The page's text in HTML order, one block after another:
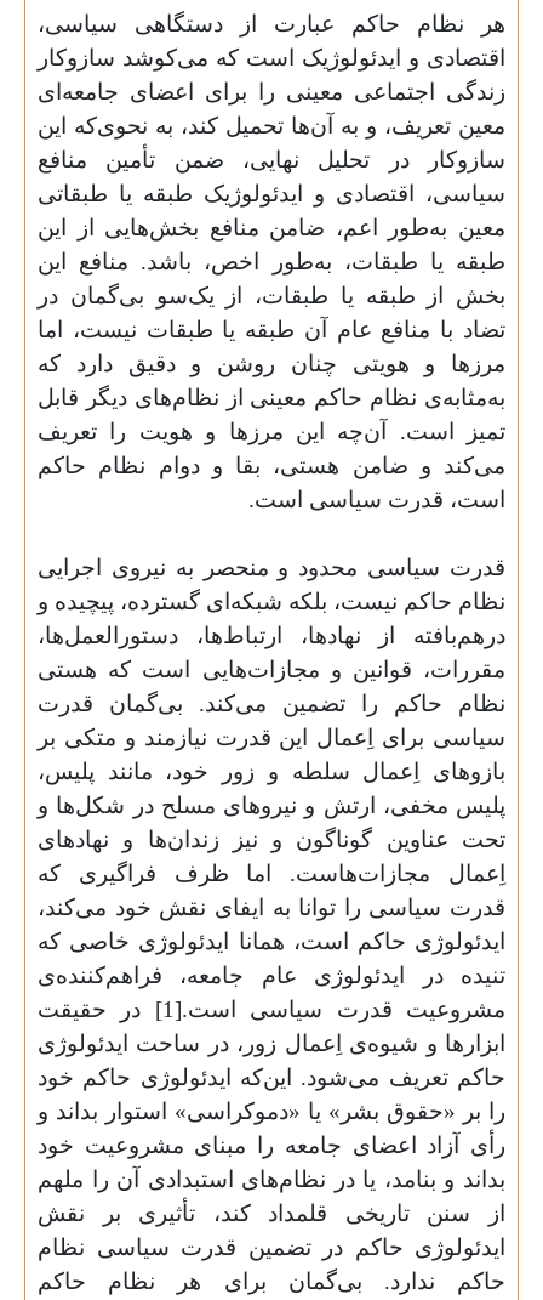
هر نظام حاکم عبارت از دستگاهی سیاسی،
اقتصادی و ایدئولوژیک است که می‌کوشد سازوکار
زندگی اجتماعی معینی را برای اعضای جامعه‌ای
معین تعریف، و به آن‌ها تحمیل کند، به نحوی‌که این
سازوکار در تحلیل نهایی، ضمن تأمین منافع
سیاسی، اقتصادی و ایدئولوژیک طبقه یا طبقاتی
معین به‌طور اعم، ضامن منافع بخش‌هایی از این
طبقه یا طبقات، به‌طور اخص، باشد. منافع این
بخش از طبقه یا طبقات، از یک‌سو بی‌گمان در
تضاد با منافع عام آن طبقه یا طبقات نیست، اما
مرزها و هویتی چنان روشن و دقیق دارد که
به‌مثابه‌ی نظام حاکم معینی از نظام‌های دیگر قابل
تمیز است. آن‌چه این مرزها و هویت را تعریف
می‌کند و ضامن هستی، بقا و دوام نظام حاکم
است، قدرت سیاسی است.
قدرت سیاسی محدود و منحصر به نیروی اجرایی
نظام حاکم نیست، بلکه شبکه‌ای گسترده، پیچیده و
درهم‌بافته از نهادها، ارتباط‌ها، دستورالعمل‌ها،
مقررات، قوانین و مجازات‌هایی است که هستی
نظام حاکم را تضمین می‌کند. بی‌گمان قدرت
سیاسی برای اِعمال این قدرت نیازمند و متکی بر
بازوهای اِعمال سلطه و زور خود، مانند پلیس،
پلیس مخفی، ارتش و نیروهای مسلح در شکل‌ها و
تحت عناوین گوناگون و نیز زندان‌ها و نهادهای
اِعمال مجازات‌هاست. اما ظرف فراگیری که
قدرت سیاسی را توانا به ایفای نقش خود می‌کند،
ایدئولوژی حاکم است، همانا ایدئولوژی خاصی که
تنیده در ایدئولوژی عام جامعه، فراهم‌کننده‌ی
مشروعیت قدرت سیاسی است.[1] در حقیقت
ابزارها و شیوه‌ی اِعمال زور، در ساحت ایدئولوژی
حاکم تعریف می‌شود. این‌که ایدئولوژی حاکم خود
را بر «حقوق بشر» یا «دموکراسی» استوار بداند و
رأی آزاد اعضای جامعه را مبنای مشروعیت خود
بداند و بنامد، یا در نظام‌های استبدادی آن‌ را ملهم
از سنن تاریخی قلمداد کند، تأثیری بر نقش
ایدئولوژی حاکم در تضمین قدرت سیاسی نظام
حاکم ندارد. بی‌گمان برای هر نظام حاکم